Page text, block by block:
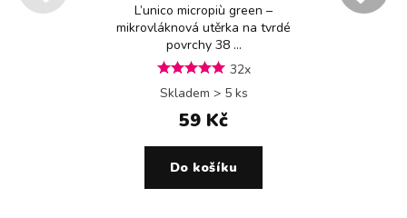
L’unico micropiù green –
mikrovláknová utěrka na tvrdé
povrchy 38 ...
32x
Skladem > 5 ks
59 Kč
Do košíku